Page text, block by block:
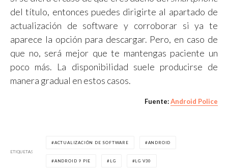
del título, entonces puedes dirigirte al apartado de
actualización de software y corroborar si ya te
aparece la opción para descargar. Pero, en caso de
que no, será mejor que te mantengas paciente un
poco más. La disponibilidad suele producirse de
manera gradual en estos casos.
Fuente:Android Police
ETIQUETAS
ACTUALIZACIÓN DE SOFTWARE ANDROID
ANDROID 9 PIE LG LG V30